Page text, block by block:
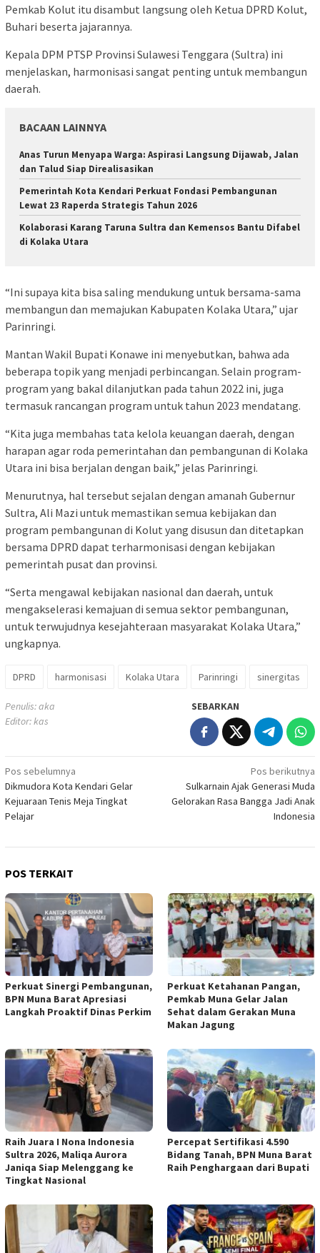
Pemkab Kolut itu disambut langsung oleh Ketua DPRD Kolut,
Buhari beserta jajarannya.
Kepala DPM PTSP Provinsi Sulawesi Tenggara (Sultra) ini
menjelaskan, harmonisasi sangat penting untuk membangun
daerah.
BACAAN LAINNYA
Anas Turun Menyapa Warga: Aspirasi Langsung Dijawab, Jalan
dan Talud Siap Direalisasikan
Pemerintah Kota Kendari Perkuat Fondasi Pembangunan
Lewat 23 Raperda Strategis Tahun 2026
Kolaborasi Karang Taruna Sultra dan Kemensos Bantu Difabel
di Kolaka Utara
“Ini supaya kita bisa saling mendukung untuk bersama-sama
membangun dan memajukan Kabupaten Kolaka Utara,” ujar
Parinringi.
Mantan Wakil Bupati Konawe ini menyebutkan, bahwa ada
beberapa topik yang menjadi perbincangan. Selain program-
program yang bakal dilanjutkan pada tahun 2022 ini, juga
termasuk rancangan program untuk tahun 2023 mendatang.
“Kita juga membahas tata kelola keuangan daerah, dengan
harapan agar roda pemerintahan dan pembangunan di Kolaka
Utara ini bisa berjalan dengan baik,” jelas Parinringi.
Menurutnya, hal tersebut sejalan dengan amanah Gubernur
Sultra, Ali Mazi untuk memastikan semua kebijakan dan
program pembangunan di Kolut yang disusun dan ditetapkan
bersama DPRD dapat terharmonisasi dengan kebijakan
pemerintah pusat dan provinsi.
“Serta mengawal kebijakan nasional dan daerah, untuk
mengakselerasi kemajuan di semua sektor pembangunan,
untuk terwujudnya kesejahteraan masyarakat Kolaka Utara,”
ungkapnya.
DPRD harmonisasi Kolaka Utara Parinringi sinergitas
Penulis: aka
Editor: kas
SEBARKAN
Navigasi
pos
Pos sebelumnya
Dikmudora Kota Kendari Gelar
Kejuaraan Tenis Meja Tingkat
Pelajar
Pos berikutnya
Sulkarnain Ajak Generasi Muda
Gelorakan Rasa Bangga Jadi Anak
Indonesia
POS TERKAIT
Perkuat Sinergi Pembangunan,
BPN Muna Barat Apresiasi
Langkah Proaktif Dinas Perkim
Perkuat Ketahanan Pangan,
Pemkab Muna Gelar Jalan
Sehat dalam Gerakan Muna
Makan Jagung
Raih Juara I Nona Indonesia
Sultra 2026, Maliqa Aurora
Janiqa Siap Melenggang ke
Tingkat Nasional
Percepat Sertifikasi 4.590
Bidang Tanah, BPN Muna Barat
Raih Penghargaan dari Bupati